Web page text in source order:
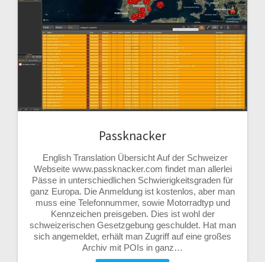
Passknacker
English Translation Übersicht Auf der Schweizer
Webseite www.passknacker.com findet man allerlei
Pässe in unterschiedlichen Schwierigkeitsgraden für
ganz Europa. Die Anmeldung ist kostenlos, aber man
muss eine Telefonnummer, sowie Motorradtyp und
Kennzeichen preisgeben. Dies ist wohl der
schweizerischen Gesetzgebung geschuldet. Hat man
sich angemeldet, erhält man Zugriff auf eine großes
Archiv mit POIs in ganz…